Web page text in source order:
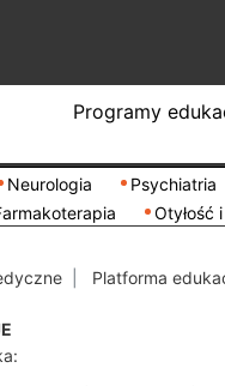
Programy
Neurologia Psychiatria
Otyłość
Platforma